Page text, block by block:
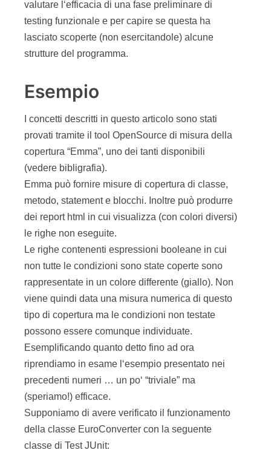
(vedere bibligrafia).
Emma può fornire misure di copertura di classe,
metodo, statement e blocchi. Inoltre può produrre
dei report html in cui visualizza (con colori diversi)
Le righe contenenti espressioni booleane in cui
rappresentate in un colore differente (giallo). Non
viene quindi data una misura numerica di questo
tipo di copertura ma le condizioni non testate
possono essere comunque individuate.
Esemplificando quanto detto fino ad ora
riprendiamo in esame l‘esempio presentato nei
precedenti numeri … un po‘ “triviale” ma
(speriamo!) efficace.
Supponiamo di avere verificato il funzionamento
della classe EuroConverter con la seguente
classe di Test JUnit:
public class ConverterTestCase extends
dove la classe EuroConverter è la seguente:
public class EuroConverter{/** Valore in lire
Eseguendo il test si ottiene un report HTML che
riporta una copertura di classe del 100% (l‘unica
classe è stata testata), una copertura di metodo